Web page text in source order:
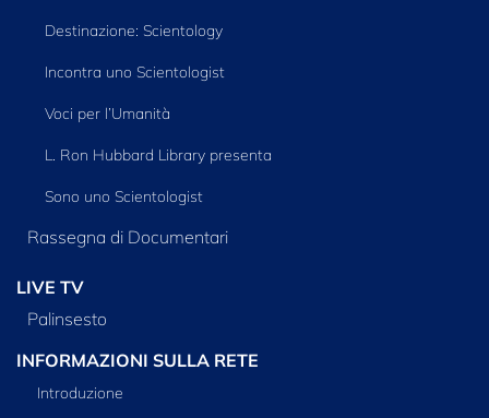
Destinazione: Scientology
Incontra uno Scientologist
Voci per l’Umanità
L. Ron Hubbard Library presenta
Sono uno Scientologist
Rassegna di Documentari
LIVE TV
Palinsesto
INFORMAZIONI SULLA RETE
Introduzione